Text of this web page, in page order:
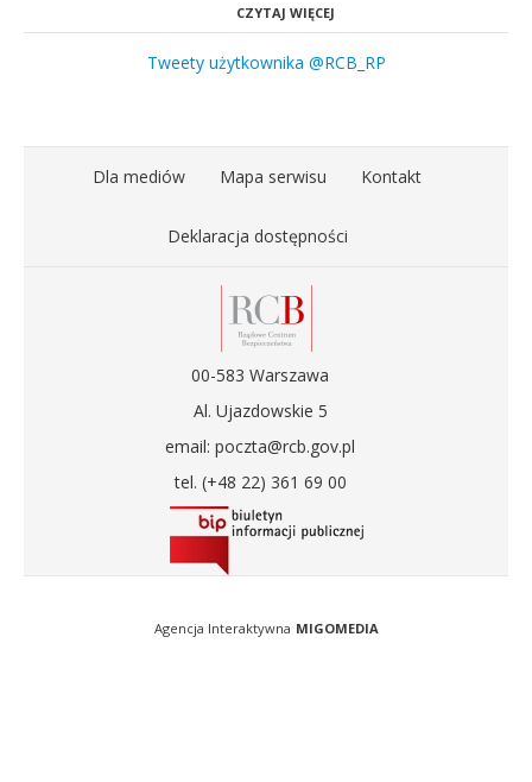
CZYTAJ WIĘCEJ
Tweety użytkownika @RCB_RP
Dla mediów Mapa serwisu Kontakt
Deklaracja dostępności
00-583 Warszawa
Al. Ujazdowskie 5
email: poczta@rcb.gov.pl
tel. (+48 22) 361 69 00
Agencja Interaktywna MIGOMEDIA